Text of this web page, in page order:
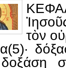
τὸν